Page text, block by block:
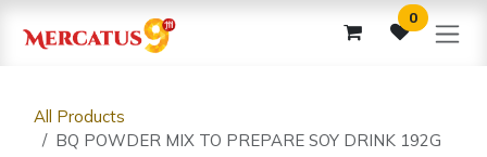
0
All Products
BQ POWDER MIX TO PREPARE SOY DRINK 192G